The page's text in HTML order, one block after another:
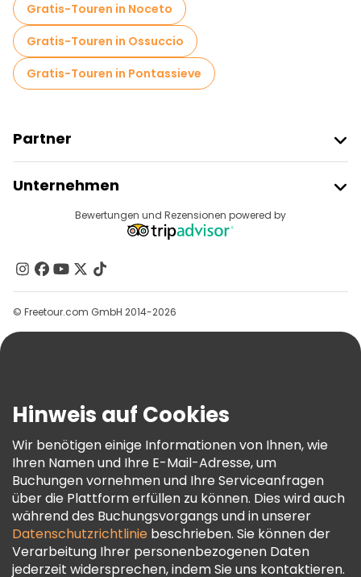
Gratis-Touren in Noceto
Gratis-Touren in Ossuccio
Gratis-Touren in Pontassieve
Partner
Anbieter-Anmeldung
Affiliate-Programm
Unternehmen
Reiseziele
Kontakt
Gruppen
Hilfe
AGB Und Rechtliches
Cookie-Richtlinie
Freetour Auszeichnungen
Treueprogramm
Bewertungen und Rezensionen powered by
© Freetour.com GmbH 2014-2026
Hinweis auf Cookies
Wir benötigen einige Informationen von Ihnen, wie
Ihren Namen und Ihre E-Mail-Adresse, um
Buchungen vornehmen und Ihre Serviceanfragen
über die Plattform erfüllen zu können. Dies wird auch
während des Buchungsvorgangs und in unserer
Datenschutzrichtlinie beschrieben. Sie können der
Verarbeitung Ihrer personenbezogenen Daten
jederzeit widersprechen, indem Sie uns kontaktieren.